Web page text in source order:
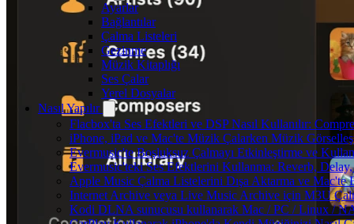
Ayarlar
Bağlantılar
Çalma Listeleri
Gezinme
Müzik Kitaplığı
Ses Çalar
Yerel Dosyalar
Nasıl Yapılır
Flacbox'ta Ses Efektleri ve DSP Nasıl Kullanılır:
iPhone, iPad ve Mac'te Müzik Çalarken Müzik
Evermusic'te Boşluksuz Çalmayı Etkinleştirme ve
Evermusic'teki Ses Efektlerini Kullanma: Reverb,
Apple Music Çalma Listelerini Dışa Aktarma ve Mac'te
Internet Archive veya Live Music Archive için M3U
Kodi DLNA sunucusu kullanarak Mac / PC / Linux /